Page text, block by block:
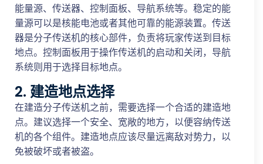
能量源、传送器、控制面板、导航系统等。稳定的能
量源可以是核能电池或者其他可靠的能源装置。传送
器是分子传送机的核心部件，负责将玩家传送到目标
地点。控制面板用于操作传送机的启动和关闭，导航
系统则用于选择目标地点。
2. 建造地点选择
在建造分子传送机之前，需要选择一个合适的建造地
点。建议选择一个安全、宽敞的地方，以便容纳传送
机的各个组件。建造地点应该尽量远离敌对势力，以
免被破坏或者被盗。